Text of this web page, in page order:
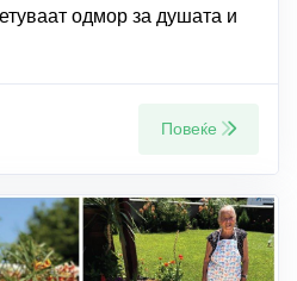
одмор за душата и
Повеќе